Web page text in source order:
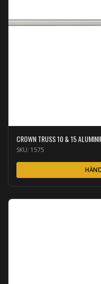
CROWN TRUSS 10 & 15
SKU: 1575